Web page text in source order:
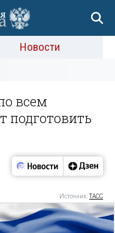
Новости
всем
подготовить
Источник:ТАСС